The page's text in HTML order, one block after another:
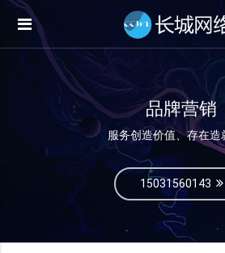
品牌营销
服务创造价值、存在造
15031560143